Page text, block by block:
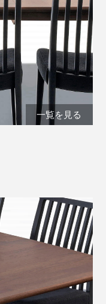
一覧を見る